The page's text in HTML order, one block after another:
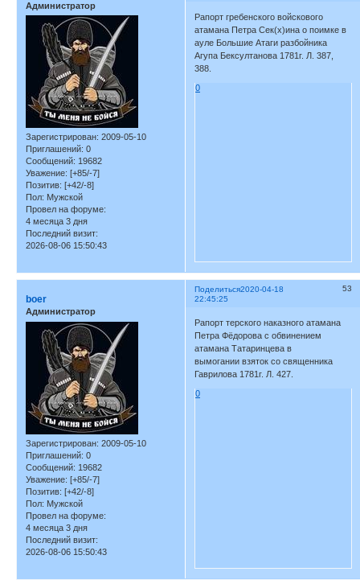
Администратор
Зарегистрирован: 2009-05-10
Приглашений: 0
Сообщений: 19682
Уважение: [+85/-7]
Позитив: [+42/-8]
Пол: Мужской
Провел на форуме:
4 месяца 3 дня
Последний визит:
2026-08-06 15:50:43
Рапорт гребенского войскового
атамана Петра Сек(х)ина о поимке в
ауле Большие Атаги разбойника
Агупа Бексултанова 1781г. Л. 387,
388.
0
Поделиться 53
2020-04-18
22:45:25
boer
Администратор
Зарегистрирован: 2009-05-10
Приглашений: 0
Сообщений: 19682
Уважение: [+85/-7]
Позитив: [+42/-8]
Пол: Мужской
Провел на форуме:
4 месяца 3 дня
Последний визит:
2026-08-06 15:50:43
Рапорт терского наказного атамана
Петра Фёдорова с обвинением
атамана Татаринцева в
вымогании взяток со священника
Гаврилова 1781г. Л. 427.
0